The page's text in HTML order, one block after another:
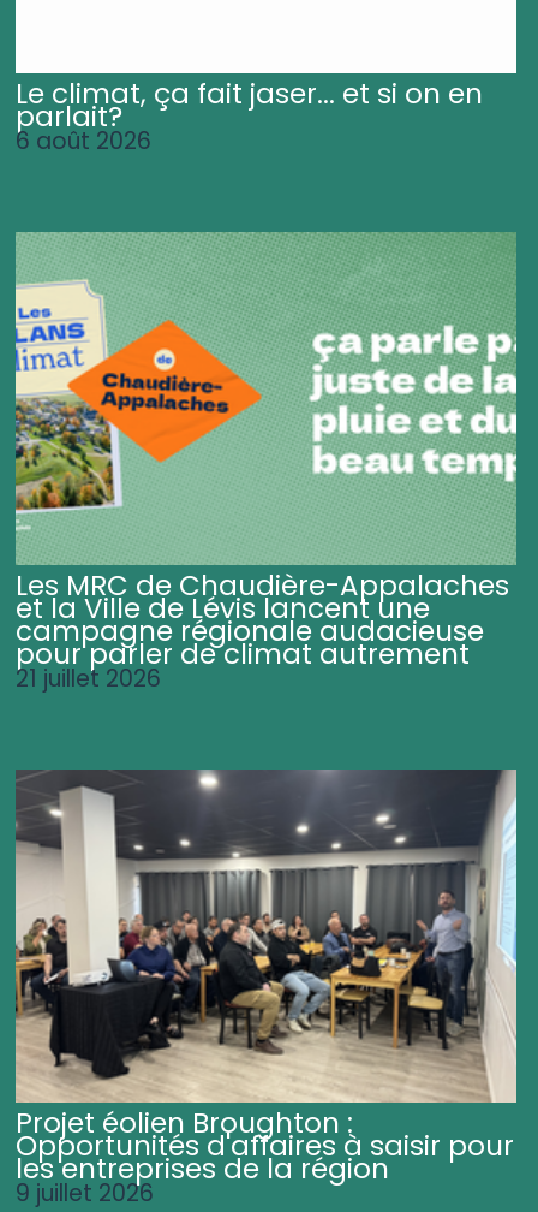
Le climat, ça fait jaser... et si on en
parlait?
6 août 2026
Les MRC de Chaudière-Appalaches
et la Ville de Lévis lancent une
campagne régionale audacieuse
pour parler de climat autrement
21 juillet 2026
Projet éolien Broughton :
Opportunités d'affaires à saisir pour
les entreprises de la région
9 juillet 2026